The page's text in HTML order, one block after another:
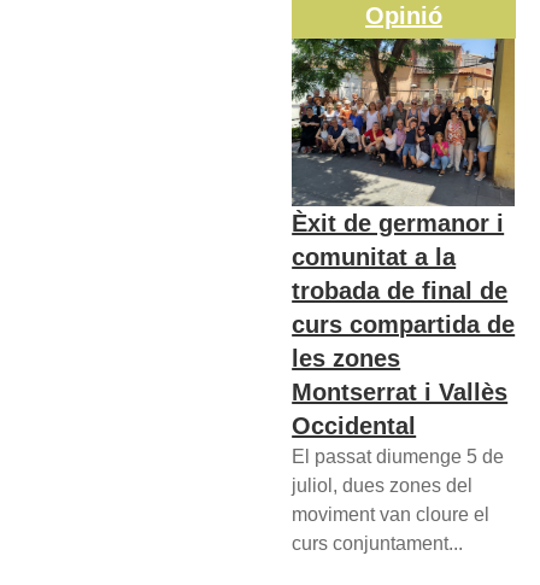
Opinió
Èxit de germanor i
comunitat a la
trobada de final de
curs compartida de
les zones
Montserrat i Vallès
Occidental
El passat diumenge 5 de
juliol, dues zones del
moviment van cloure el
curs conjuntament...